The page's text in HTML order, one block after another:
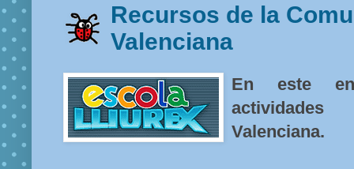
Recursos de la
Valenciana
En este
Valenciana.